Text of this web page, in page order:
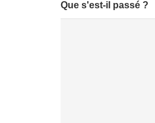
Que s'est-il passé ?